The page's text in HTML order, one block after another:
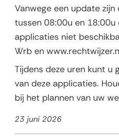
Vanwege een update
tussen 08:00u en 18:00u
applicaties niet
Wrb en
Tijdens deze uren kunt u
van deze applicaties.
bij het plannen van uw
23 juni 2026